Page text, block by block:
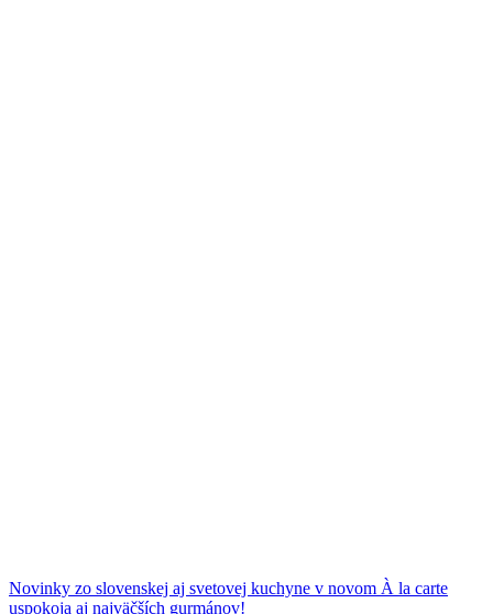
Novinky zo slovenskej aj svetovej kuchyne v novom À la carte
uspokoja aj najväčších gurmánov!